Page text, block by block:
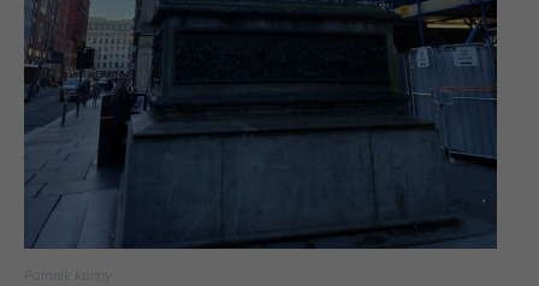
Pomnik konny